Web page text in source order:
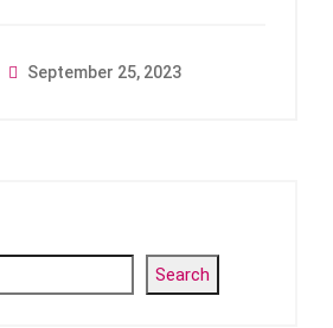
September 25, 2023
Search